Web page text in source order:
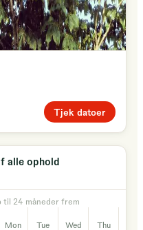
Tjek datoer
alle ophold
24 måneder frem
Mon Tue Wed Thu